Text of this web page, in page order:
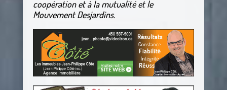
coopération et à la mutualité et le
Mouvement Desjardins.